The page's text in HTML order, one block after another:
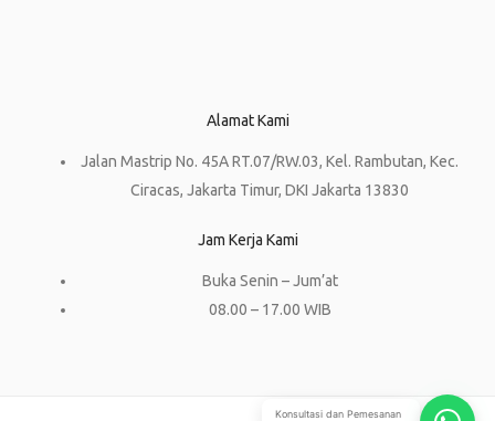
Alamat Kami
Jalan Mastrip No. 45A RT.07/RW.03, Kel. Rambutan, Kec.
Ciracas, Jakarta Timur, DKI Jakarta 13830
Jam Kerja Kami
Buka Senin – Jum’at
08.00 – 17.00 WIB
Konsultasi dan Pemesanan